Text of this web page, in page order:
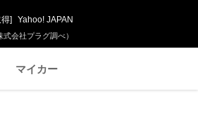
会社プラグ調べ）
] Yahoo! JAPAN
マイカー